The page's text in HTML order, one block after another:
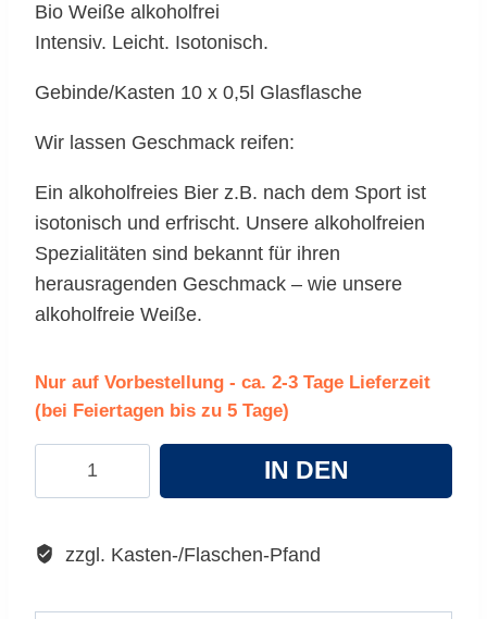
Bio Weiße alkoholfrei
Intensiv. Leicht. Isotonisch.
Gebinde/Kasten 10 x 0,5l Glasflasche
Wir lassen Geschmack reifen:
Ein alkoholfreies Bier z.B. nach dem Sport ist
isotonisch und erfrischt. Unsere alkoholfreien
Spezialitäten sind bekannt für ihren
herausragenden Geschmack – wie unsere
alkoholfreie Weiße.
Nur auf Vorbestellung - ca. 2-3 Tage Lieferzeit
(bei Feiertagen bis zu 5 Tage)
alkoholfrei
IN DEN
zzgl. Kasten-/Flaschen-Pfand